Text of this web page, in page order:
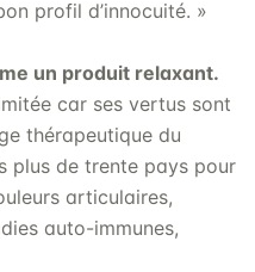
profil d’innocuité. »
un produit relaxant.
car ses vertus sont
thérapeutique du
plus de trente pays pour
articulaires,
auto-immunes,